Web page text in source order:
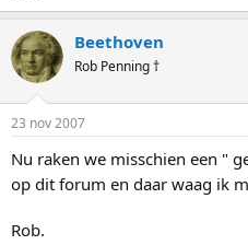
Beethoven
Rob Penning †
23 nov 2007
Nu raken we misschien een "
op dit forum en daar waag ik
Rob.